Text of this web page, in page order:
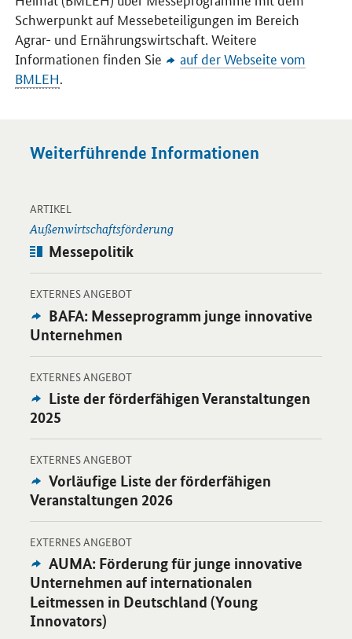
Schwerpunkt auf Messebeteiligungen im Bereich
Agrar- und Ernährungswirtschaft. Weitere
Informationen finden Sie
auf der Webseite vom
BMLEH.
Weiterführende Informationen
ARTIKEL
Außenwirtschaftsförderung
Artikel:
Messepolitik
Öffnet Einzelsicht
EXTERNES ANGEBOT-
Externes
Angebot:
BAFA: Messeprogramm junge innovative
Unternehmen
Öffnet Einzelsicht
EXTERNES ANGEBOT-
Externes
Angebot:
Liste der förderfähigen Veranstaltungen
2025
Öffnet Einzelsicht
EXTERNES ANGEBOT-
Externes
Angebot:
Vorläufige Liste der förderfähigen
Veranstaltungen 2026
Öffnet Einzelsicht
EXTERNES ANGEBOT-
Externes
Angebot:
AUMA: Förderung für junge innovative
Unternehmen auf internationalen
Leitmessen in Deutschland (Young
Innovators)
Öffnet Einzelsicht